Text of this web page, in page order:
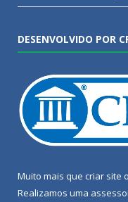
DESENVOLVIDO POR
Muito mais que criar site
Realizamos uma